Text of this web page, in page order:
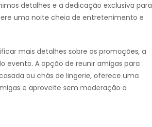
detalhes e a dedicação exclusiva para
uma noite cheia de entretenimento e
mais detalhes sobre as promoções, a
evento. A opção de reunir amigas para
ou chás de lingerie, oferece uma
e aproveite sem moderação a